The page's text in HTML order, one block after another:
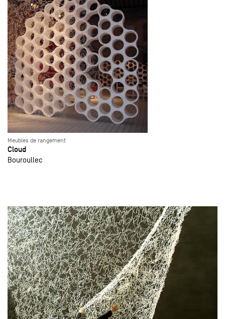
Meubles de rangement
Cloud
Bouroullec